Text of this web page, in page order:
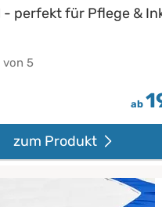
perfekt für Pflege &
von 5
ab
zum Produkt